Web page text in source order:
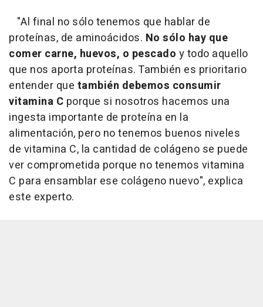
"Al final no sólo tenemos que hablar de
proteínas, de aminoácidos. No sólo hay que
comer carne, huevos, o pescado y todo aquello
que nos aporta proteínas. También es prioritario
entender que también debemos consumir
vitamina C porque si nosotros hacemos una
ingesta importante de proteína en la
alimentación, pero no tenemos buenos niveles
de vitamina C, la cantidad de colágeno se puede
ver comprometida porque no tenemos vitamina
C para ensamblar ese colágeno nuevo", explica
este experto.